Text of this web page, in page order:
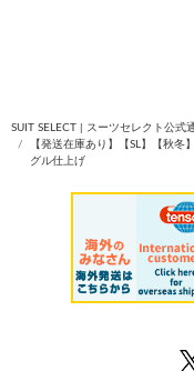
SUIT SELECT | スーツセレクト公式
【発送在庫あり】【SL】【秋
グル仕上げ